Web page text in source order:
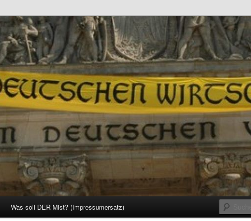
Was soll DER Mist? (Impressumersatz)